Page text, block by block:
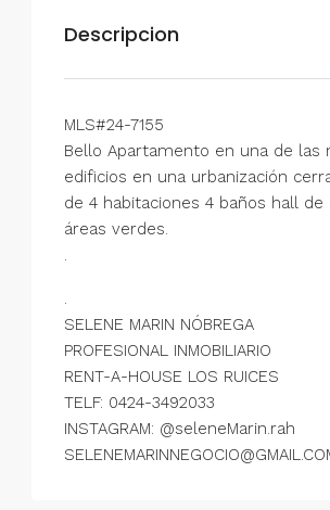
Descripcion
MLS#24-7155
Bello Apartamento en una de las
edificios en una urbanización
de 4 habitaciones 4 baños hall
áreas verdes.
.
.
SELENE MARIN NÓBREGA
PROFESIONAL INMOBILIARIO
RENT-A-HOUSE LOS RUICES
TELF: 0424-3492033
INSTAGRAM: @seleneMarin.rah